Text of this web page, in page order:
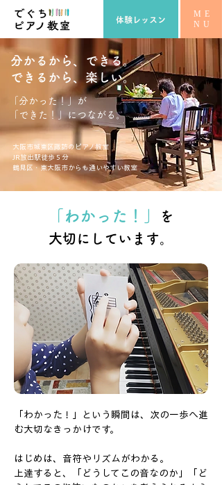
ME
NU
体験レッスン
「分かった！」が
​「できた！」につながる。
大阪市城東区諏訪のピアノ教室
JR放出駅徒歩５分
鶴見区・東大阪市からも通いやすい教室
分かるから、できる。
​できるから、楽しい。
「わかった！」
を
大切にしています。
「わかった！」という瞬間は、次の一歩へ進
む大切なきっかけです。
はじめは、音符やリズムがわかる。
上達すると、「どうしてこの音なのか」「ど